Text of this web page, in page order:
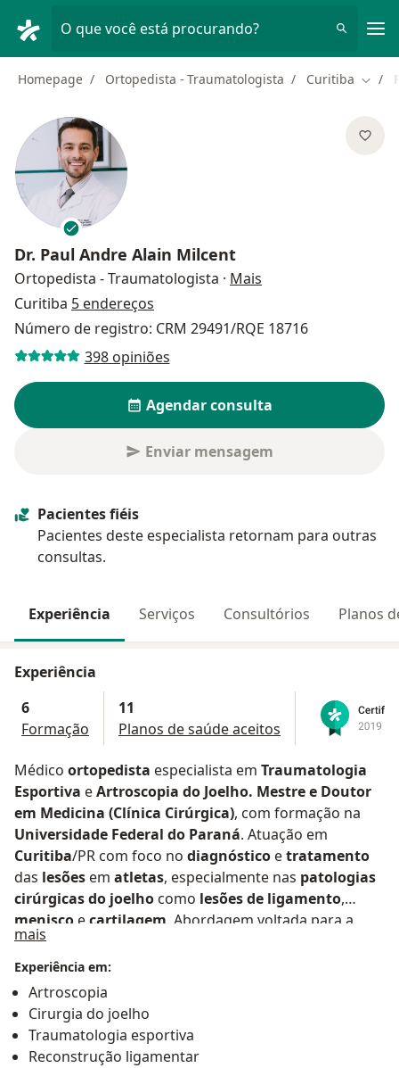
O que você está procurando?
Homepage Ortopedista - Traumatologista Curitiba
Dr. Paul Andre Alain Milcent
Ortopedista - Traumatologista · Mais
Curitiba 5 endereços
Número de registro: CRM 29491/RQE 18716
398 opiniões
Agendar consulta
Enviar mensagem
Pacientes fiéis
Pacientes deste especialista retornam para outras
consultas.
Experiência Serviços Consultórios Planos
Experiência
6
Formação
11
Planos de saúde aceitos
Médico ortopedista especialista em Traumatologia
Esportiva eArtroscopia do Joelho. Mestre e Doutor
em Medicina (Clínica Cirúrgica), com formação na
Universidade Federal do Paraná. Atuação em
Curitiba/PR com foco no diagnóstico etratamento
das lesões em atletas, especialmente nas patologias
cirúrgicas do joelho como lesões de ligamento,
menisco ecartilagem . Abordagem voltada para a
prevenção
longevidade no
desempenho e qualidade de vida. Experiência no
Departamento Médico Profissional do Paraná Clube
e noDepartamento Médico do Curitiba Rugby
mais
Experiência em:
Artroscopia
Cirurgia do joelho
Traumatologia esportiva
Reconstrução ligamentar